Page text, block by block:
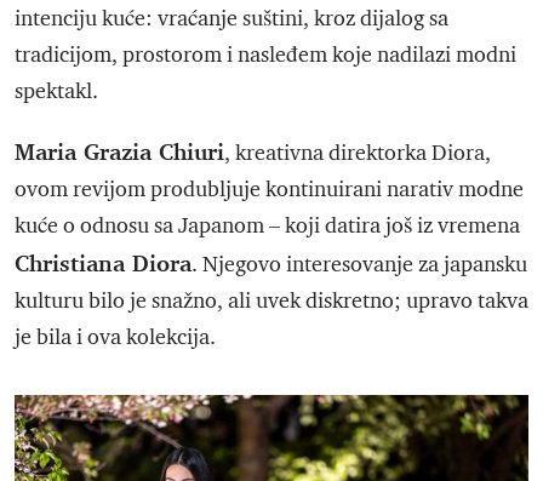
intenciju kuće: vraćanje suštini, kroz dijalog sa
tradicijom, prostorom i nasleđem koje nadilazi modni
spektakl.
Maria Grazia Chiuri, kreativna direktorka Diora,
ovom revijom produbljuje kontinuirani narativ modne
kuće o odnosu sa Japanom – koji datira još iz vremena
Christiana Diora. Njegovo interesovanje za japansku
kulturu bilo je snažno, ali uvek diskretno; upravo takva
je bila i ova kolekcija.